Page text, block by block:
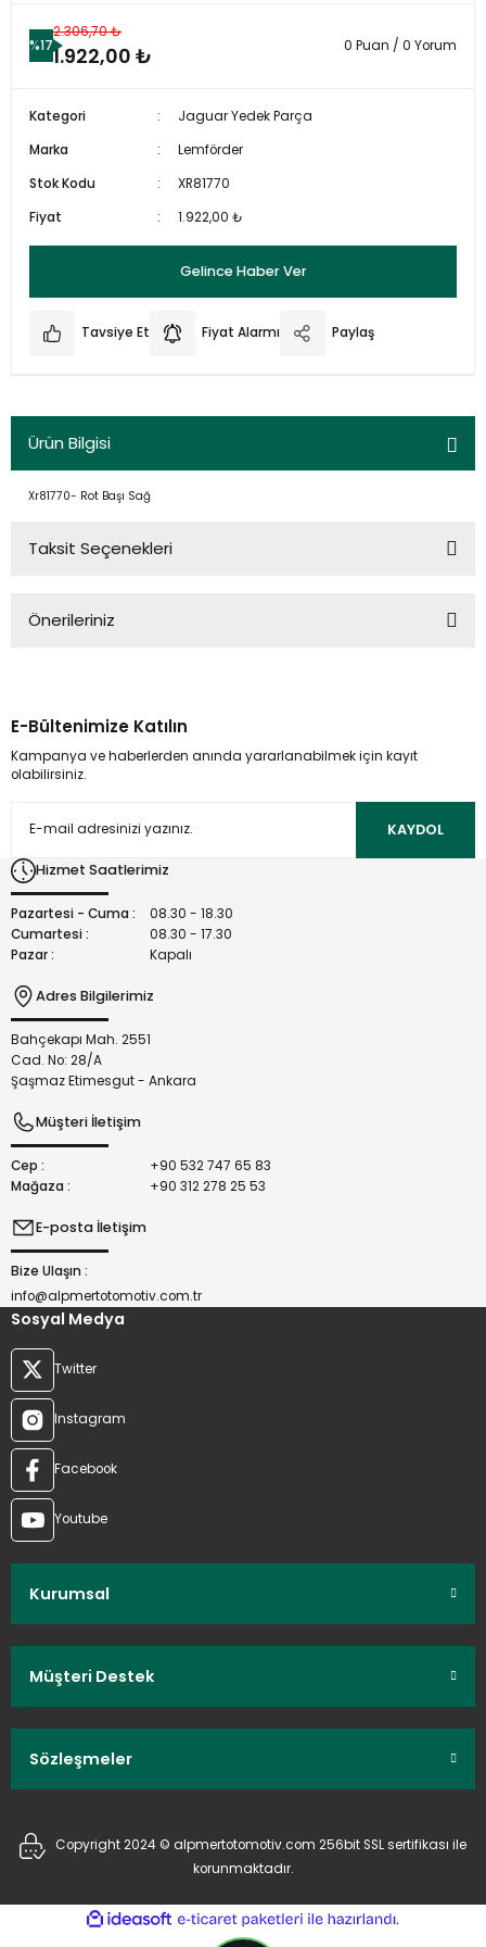
%17
2.306,70 ₺
1.922,00 ₺ 0 Puan / 0 Yorum
Kategori
Jaguar Yedek Parça
Marka
Lemförder
Stok Kodu
XR81770
Fiyat
1.922,00 ₺
Gelince Haber Ver
Tavsiye Et Fiyat Alarmı Paylaş
Ürün Bilgisi
Xr81770- Rot Başı Sağ
Taksit Seçenekleri
Önerileriniz
kullanarak tarafımıza iletebilirsiniz.
Görüş ve önerileriniz için teşekkür ederiz.
Ürün açıklamasında eksik bilgiler bulunuyor.
Bu ürüne benzer farklı alternatifler olmalı.
E-Bültenimize Katılın
Kampanya ve haberlerden anında yararlanabilmek için kayıt
olabilirsiniz.
KAYDOL
Hizmet Saatlerimiz
Pazartesi - Cuma :
08.30 - 18.30
Cumartesi :
08.30 - 17.30
Pazar :
Kapalı
Adres Bilgilerimiz
Bahçekapı Mah. 2551
Cad. No: 28/A
Şaşmaz Etimesgut - Ankara
Müşteri İletişim
Cep :
+90 532 747 65 83
Mağaza :
+90 312 278 25 53
E-posta İletişim
Bize Ulaşın :
info@alpmertotomotiv.com.tr
Sosyal Medya
Twitter
Instagram
Facebook
Youtube
Kurumsal
Müşteri Destek
Sözleşmeler
Copyright 2024 © alpmertotomotiv.com 256bit SSL sertifikası ile
korunmaktadır.
ideasoft
e-